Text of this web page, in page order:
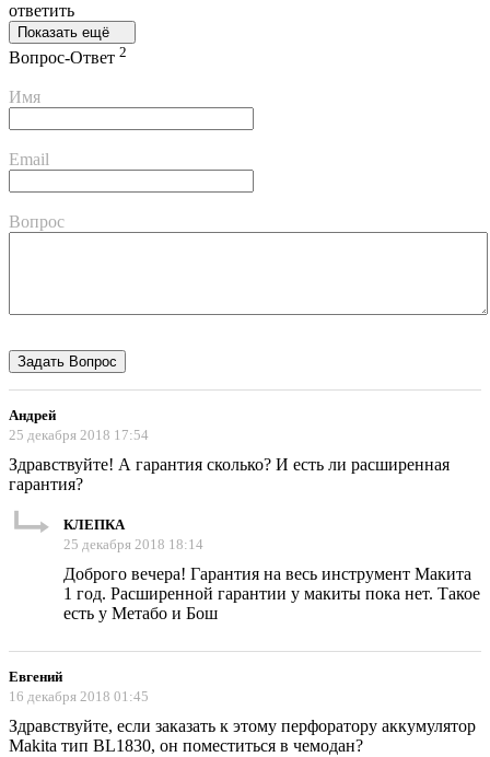
ответить
Показать ещё
Вопрос-Ответ 2
Имя
Email
Вопрос
Андрей
25 декабря 2018 17:54
Здравствуйте! А гарантия сколько? И есть ли расширенная
гарантия?
КЛЕПКА
25 декабря 2018 18:14
Доброго вечера! Гарантия на весь инструмент Макита
1 год. Расширенной гарантии у макиты пока нет. Такое
есть у Метабо и Бош
Евгений
16 декабря 2018 01:45
Здравствуйте, если заказать к этому перфоратору аккумулятор
Makita тип BL1830, он поместиться в чемодан?